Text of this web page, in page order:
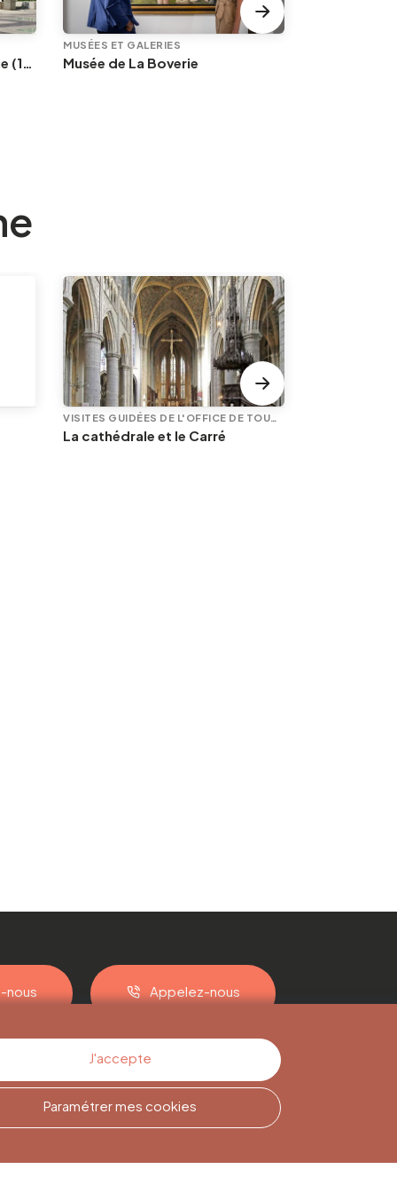
Le centre historique de Liège (1/2) : Hors-Château et Saint-Lambert
MUSÉES ET GALERIES
Musée de La Boverie
VISITES GUIDÉES DE L'OFFICE DE TOURISME
La cathédrale et le Carré
nous Appelez-nous
Inscription à la
J'accepte
Paramétrer mes cookies